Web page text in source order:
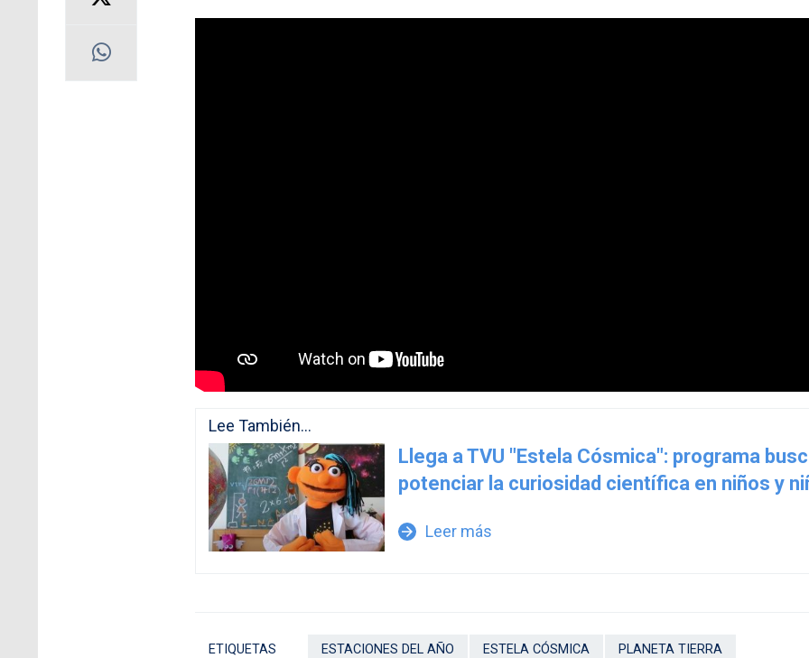
Lee También...
Llega a TVU "Estela Cósmica": programa
potenciar la curiosidad científica en niños y
arrow_forward Leer más
ETIQUETAS ESTACIONES DEL AÑO ESTELA CÓSMICA PLANETA TIERRA